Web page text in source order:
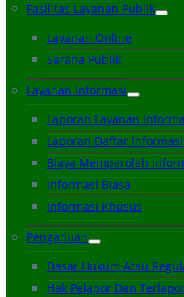
Fasilitas Layanan Publik
Layanan Online
Sarana Publik
Layanan Informasi
Laporan Layanan
Laporan Daftar
Biaya Memperoleh
Informasi Biasa
Informasi Khusus
Pengaduan
Dasar Hukum Atau
Hak Pelapor Dan